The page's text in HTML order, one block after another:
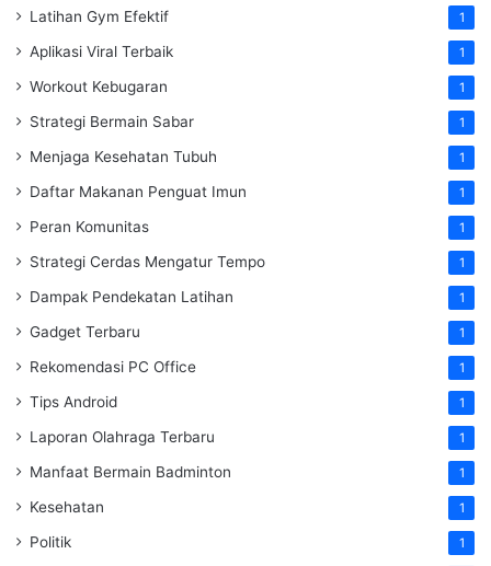
Latihan Gym Efektif 1
Aplikasi Viral Terbaik 1
Workout Kebugaran 1
Strategi Bermain Sabar 1
Menjaga Kesehatan Tubuh 1
Daftar Makanan Penguat Imun 1
Peran Komunitas 1
Strategi Cerdas Mengatur Tempo 1
Dampak Pendekatan Latihan 1
Gadget Terbaru 1
Rekomendasi PC Office 1
Tips Android 1
Laporan Olahraga Terbaru 1
Manfaat Bermain Badminton 1
Kesehatan 1
Politik 1